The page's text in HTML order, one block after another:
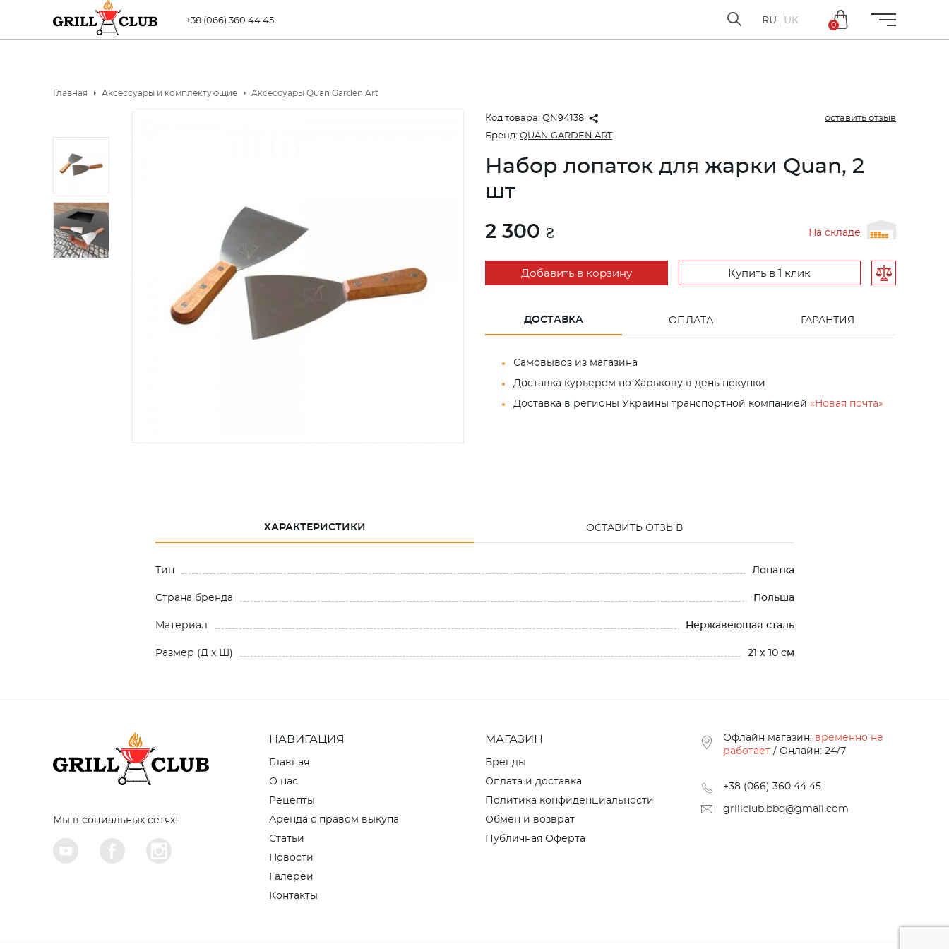
+38 (066) 360 44 45 RU UK
0
Главная Аксессуары и комплектующие Аксессуары Quan Garden Art
Код товара: QN94138
оставить отзыв
Бренд: QUAN GARDEN ART
Набор лопаток для жарки Quan, 2
шт
2 300 ₴ На складе
Добавить в корзину Купить в 1 клик
ДОСТАВКА ОПЛАТА ГАРАНТИЯ
Самовывоз из магазина
Доставка курьером по Харькову в день покупки
Доставка в регионы Украины транспортной компанией «Новая почта»
ХАРАКТЕРИСТИКИ ОСТАВИТЬ ОТЗЫВ
Тип Лопатка
Страна бренда Польша
Материал Нержавеющая сталь
Размер (Д x Ш) 21 x 10 см
Мы в социальных сетях:
НАВИГАЦИЯ
Главная
О нас
Рецепты
Аренда с правом выкупа
Статьи
Новости
Галереи
Контакты
МАГАЗИН
Бренды
Оплата и доставка
Политика конфиденциальности
Обмен и возврат
Публичная Оферта
Офлайн магазин: временно не
работает / Онлайн: 24/7
+38 (066) 360 44 45
grillclub.bbq@gmail.com